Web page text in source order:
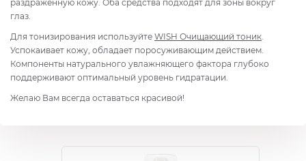
раздраженную кожу. Оба средства подходят для зоны вокруг
глаз.
Для тонизирования используйте WISH Очищающий тоник
Успокаивает кожу, обладает поросуживающим действием.
Компоненты натурального увлажняющего фактора глубоко
поддерживают оптимальный уровень гидратации.
Желаю Вам всегда оставаться красивой!